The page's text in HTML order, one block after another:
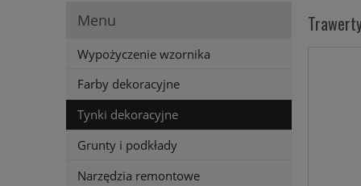
Menu
Wypożyczenie wzornika
Farby dekoracyjne
Tynki dekoracyjne
Grunty i podkłady
Narzędzia remontowe